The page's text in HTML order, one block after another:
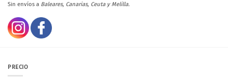
Sin envíos a Baleares, Canarias, Ceuta y Melilla.
PRECIO